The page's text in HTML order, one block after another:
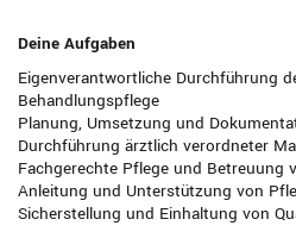
Deine Aufgaben
Eigenverantwortliche Durchführung
Behandlungspflege
Planung, Umsetzung und
Durchführung ärztlich verordneter
Fachgerechte Pflege und Betreuung
Anleitung und Unterstützung von
Sicherstellung und Einhaltung von